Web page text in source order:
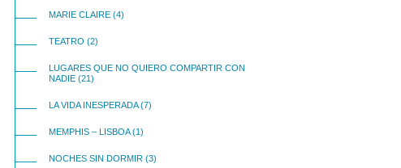
MARIE CLAIRE (4)
TEATRO (2)
LUGARES QUE NO QUIERO COMPARTIR CON
NADIE (21)
LA VIDA INESPERADA(7)
MEMPHIS – LISBOA(1)
NOCHES SIN DORMIR (3)